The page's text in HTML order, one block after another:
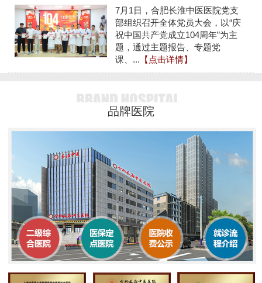
7月1日，合肥长淮中医医院党支
部组织召开全体党员大会，以“庆
祝中国共产党成立104周年”为主
题，通过主题报告、专题党
课、... 【点击详情】
品牌医院